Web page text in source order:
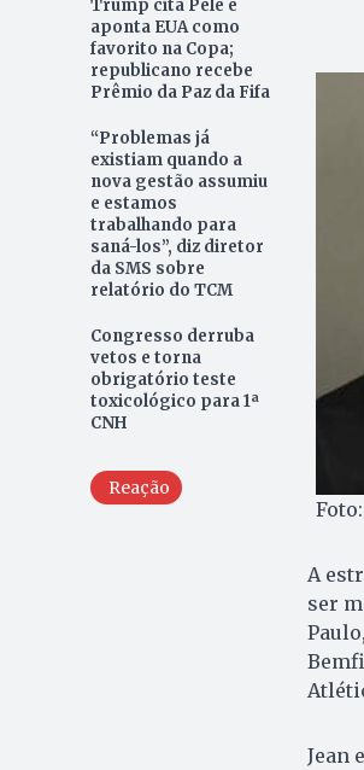
Trump cita Pelé e
aponta EUA como
favorito na Copa;
republicano recebe
Prêmio da Paz da Fifa
“Problemas já
existiam quando a
nova gestão assumiu
e estamos
trabalhando para
saná-los”, diz diretor
da SMS sobre
relatório do TCM
Congresso derruba
vetos e torna
obrigatório teste
toxicológico para 1ª
CNH
Reação
A
ser
Jean